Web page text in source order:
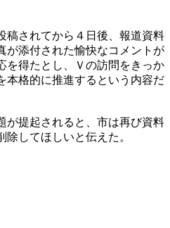
稿されてから４日後、報道資料
が添付された愉快なコメントが
を得たとし、Ｖの訪問をきっか
本格的に推進するという内容だ
が提起されると、市は再び資料
してほしいと伝えた。